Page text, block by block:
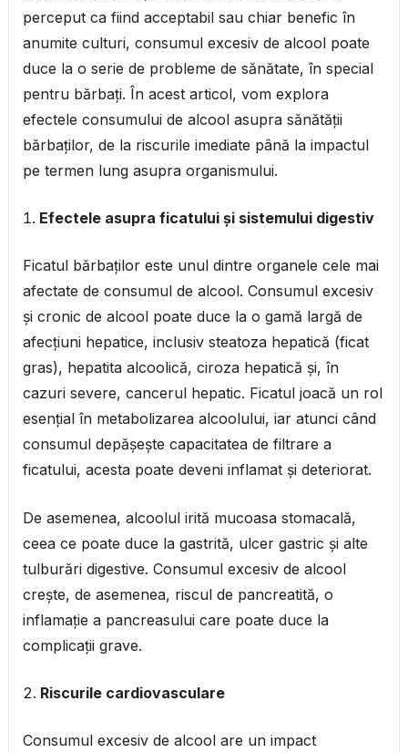
perceput ca fiind acceptabil sau chiar benefic în
anumite culturi, consumul excesiv de alcool poate
duce la o serie de probleme de sănătate, în special
pentru bărbați. În acest articol, vom explora
efectele consumului de alcool asupra sănătății
bărbaților, de la riscurile imediate până la impactul
pe termen lung asupra organismului.
Efectele asupra ficatului și sistemului digestiv
Ficatul bărbaților este unul dintre organele cele mai
afectate de consumul de alcool. Consumul excesiv
și cronic de alcool poate duce la o gamă largă de
afecțiuni hepatice, inclusiv steatoza hepatică (ficat
gras), hepatita alcoolică, ciroza hepatică și, în
cazuri severe, cancerul hepatic. Ficatul joacă un rol
esențial în metabolizarea alcoolului, iar atunci când
consumul depășește capacitatea de filtrare a
ficatului, acesta poate deveni inflamat și deteriorat.
De asemenea, alcoolul irită mucoasa stomacală,
ceea ce poate duce la gastrită, ulcer gastric și alte
tulburări digestive. Consumul excesiv de alcool
crește, de asemenea, riscul de pancreatită, o
inflamație a pancreasului care poate duce la
complicații grave.
Riscurile cardiovasculare
Consumul excesiv de alcool are un impact